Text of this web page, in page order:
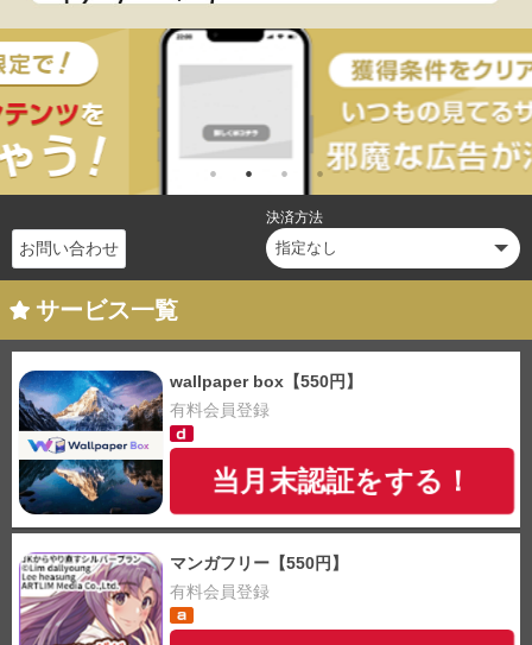
お問い合わせ
決済方法
サービス一覧
wallpaper box【550円】
有料会員登録
当月末認証をする！
マンガフリー【550円】
有料会員登録